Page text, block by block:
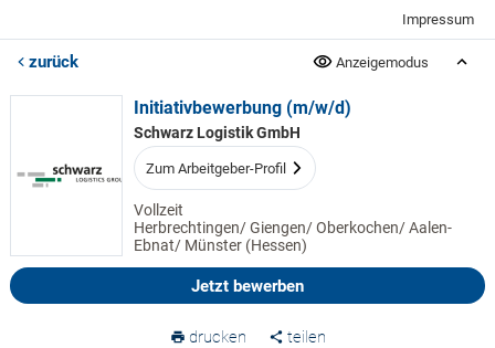
Impressum
zurück Anzeigemodus
Initiativbewerbung (m/w/d)
Schwarz Logistik GmbH
Zum Arbeitgeber-Profil
Vollzeit
Herbrechtingen/ Giengen/ Oberkochen/ Aalen-
Ebnat/ Münster (Hessen)
Jetzt bewerben
drucken teilen